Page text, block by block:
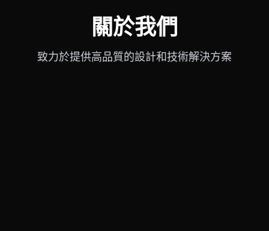
關於我們
致力於提供高品質的設計和技術解決方案